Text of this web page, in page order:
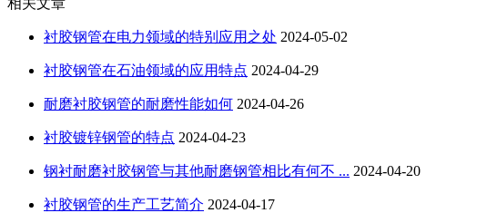
衬胶钢管在电力领域的特别应用之处 2024-05-02
衬胶钢管在石油领域的应用特点 2024-04-29
耐磨衬胶钢管的耐磨性能如何 2024-04-26
衬胶镀锌钢管的特点 2024-04-23
钢衬耐磨衬胶钢管与其他耐磨钢管相比有何不 ... 2024-04-20
衬胶钢管的生产工艺简介 2024-04-17